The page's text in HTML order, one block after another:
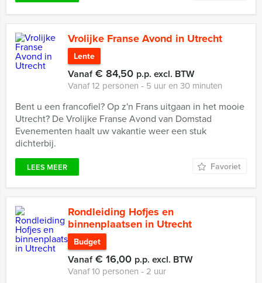
Vrolijke Franse Avond in Utrecht
Lente
Vanaf€ 84,50 p.p. excl. BTW
Vanaf 12 personen ‐ 5 uur en 30 minuten
Bent u een francofiel? Op z'n Frans uitgaan in het mooie
Utrecht? De Vrolijke Franse Avond van Domstad
Evenementen haalt uw vakantie weer een stuk
dichterbij.
LEES MEER Favoriet
Rondleiding Hofjes en
binnenplaatsen in Utrecht
Budget
Vanaf€ 16,00 p.p. excl. BTW
Vanaf 10 personen ‐ 2 uur